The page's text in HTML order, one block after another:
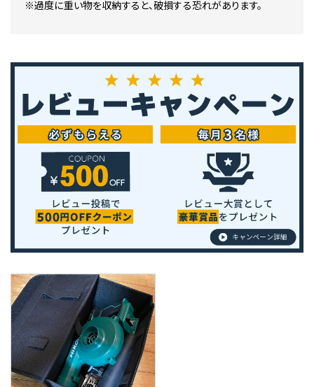
※過度に重い物を収納すると、破損する恐れがあります。